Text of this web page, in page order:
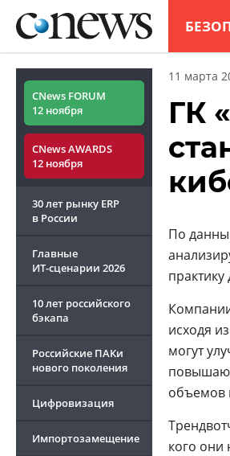
CNews FORUM
12 ноября
CNews AWARDS
12 ноября
30 лет рынку ERP
в России
Главные
ИТ-сценарии 2026
10 лет российского
бэкапа
Российские ПАКи
нового поколения
Цифровизация
Импортозамещение
11 марта
ГК
По
исходя
могут
объемов
кого они